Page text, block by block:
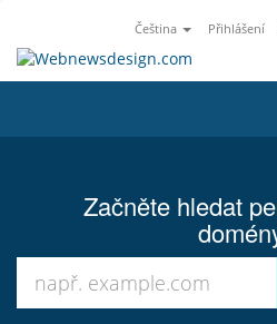
Čeština Přihlášení
Začněte hledat